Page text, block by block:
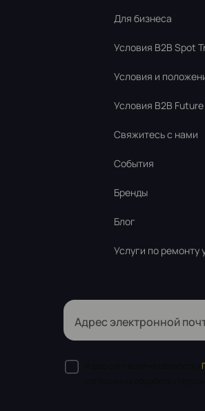
Для бизнеса
Условия В2В Spot
Условия и
Условия B2B
Свяжитесь с нами
События
Бренды
Блог
Услуги по ремонту
Адрес электронной